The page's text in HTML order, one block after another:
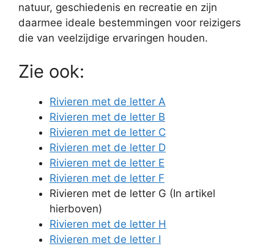
natuur, geschiedenis en recreatie en zijn
daarmee ideale bestemmingen voor reizigers
die van veelzijdige ervaringen houden.
Zie ook:
Rivieren met de letter A
Rivieren met de letter B
Rivieren met de letter C
Rivieren met de letter D
Rivieren met de letter E
Rivieren met de letter F
Rivieren met de letter G (In artikel
hierboven)
Rivieren met de letter H
Rivieren met de letter I